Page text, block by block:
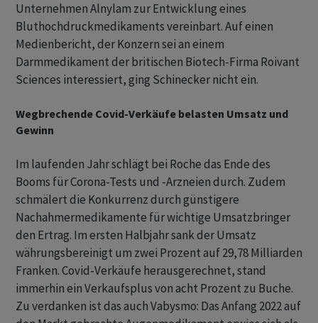
Unternehmen Alnylam zur Entwicklung eines
Bluthochdruckmedikaments vereinbart. Auf einen
Medienbericht, der Konzern sei an einem
Darmmedikament der britischen Biotech-Firma Roivant
Sciences interessiert, ging Schinecker nicht ein.
Wegbrechende Covid-Verkäufe belasten Umsatz und
Gewinn
Im laufenden Jahr schlägt bei Roche das Ende des
Booms für Corona-Tests und -Arzneien durch. Zudem
schmälert die Konkurrenz durch günstigere
Nachahmermedikamente für wichtige Umsatzbringer
den Ertrag. Im ersten Halbjahr sank der Umsatz
währungsbereinigt um zwei Prozent auf 29,78 Milliarden
Franken. Covid-Verkäufe herausgerechnet, stand
immerhin ein Verkaufsplus von acht Prozent zu Buche.
Zu verdanken ist das auch Vabysmo: Das Anfang 2022 auf